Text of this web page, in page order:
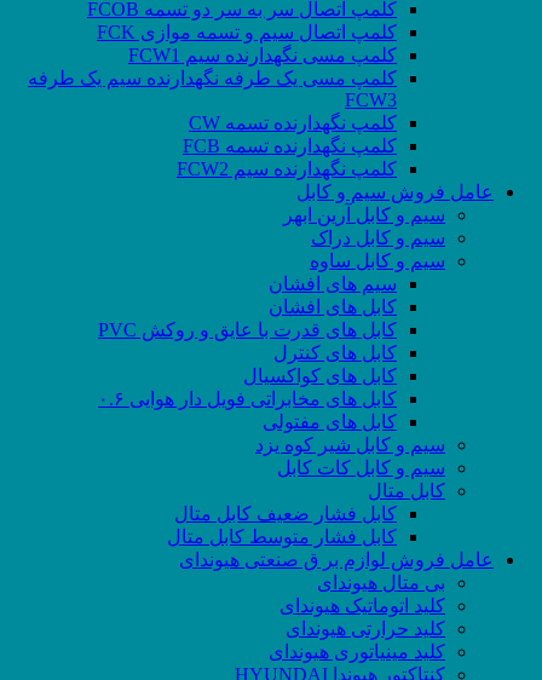
کلمپ اتصال سر به سر دو تسمه FCOB
کلمپ اتصال سیم و تسمه موازی FCK
کلمپ مسی نگهدارنده سیم FCW1
کلمپ مسی یک طرفه نگهدارنده سیم یک طرفه
FCW3
کلمپ نگهدارنده تسمه CW
کلمپ نگهدارنده تسمه FCB
کلمپ نگهدارنده سیم FCW2
عامل فروش سیم و کابل
سیم و کابل آرین ابهر
سیم و کابل دراک
سیم و کابل ساوه
سیم های افشان
کابل های افشان
کابل های قدرت با عایق و روکش PVC
کابل های کنترل
کابل های کواکسیال
کابل های مخابراتی فویل دار هوایی ۰.۶
کابل های مفتولی
سیم و کابل شیر کوه یزد
سیم و کابل کات کابل
کابل متال
کابل فشار ضعیف کابل متال
کابل فشار متوسط کابل متال
عامل فروش لوازم بر ق صنعتی هیوندای
بی متال هیوندای
کلید اتوماتیک هیوندای
کلید حرارتی هیوندای
کلید مینیاتوری هیوندای
کنتاکتور هیوندا HYUNDAI